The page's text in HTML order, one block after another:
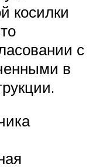
косилки
с
в